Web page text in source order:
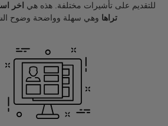
للتقديم على تأشيرات مختلفة. هذه هي
اخر
تراها وهي سهلة وواضحة وضوح